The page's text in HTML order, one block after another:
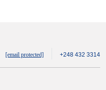
[email protected] +248 432 3314